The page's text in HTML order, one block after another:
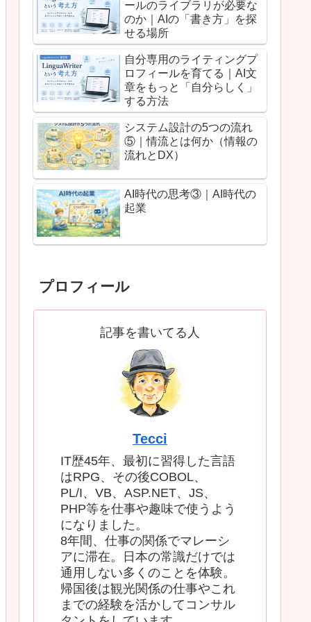
ールのライブラリが必要な
のか｜AIの「書き方」を探
せる場所
自分専用のライティングプ
ロフィールを育てる｜AI文
章をもっと「自分らしく」
する方法
システム設計の5つの流れ
⑤｜情流とは何か（情報の
流れとDX）
AI時代の思考③｜AI時代の
起業
プロフィール
記事を書いてる人
Tecci
IT歴45年、最初に習得した言語
はRPG、その後COBOL、
PL/I、VB、ASP.NET、JS、
PHP等を仕事や趣味で使うよう
になりました。
8年間、仕事の関係でマレーシ
アに滞在。日本の常識だけでは
通用しない多くのことを体験。
帰国後は観光関係の仕事やこれ
までの経験を活かしてコンサル